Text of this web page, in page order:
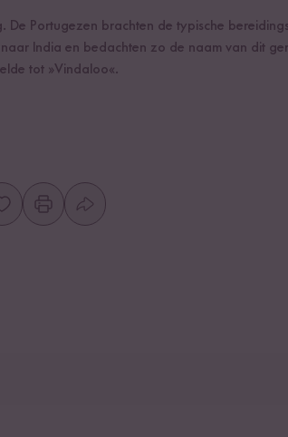
De Portugezen brachten de typische
India en bedachten zo de naam van dit
tot »Vindaloo«.